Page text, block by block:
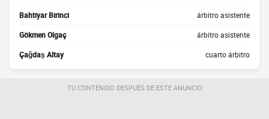
Bahtiyar Birinci árbitro asistente
Gökmen Olgaç árbitro asistente
Çağdaş Altay cuarto árbitro
TU CONTENIDO DESPUÉS DE ESTE ANUNCIO